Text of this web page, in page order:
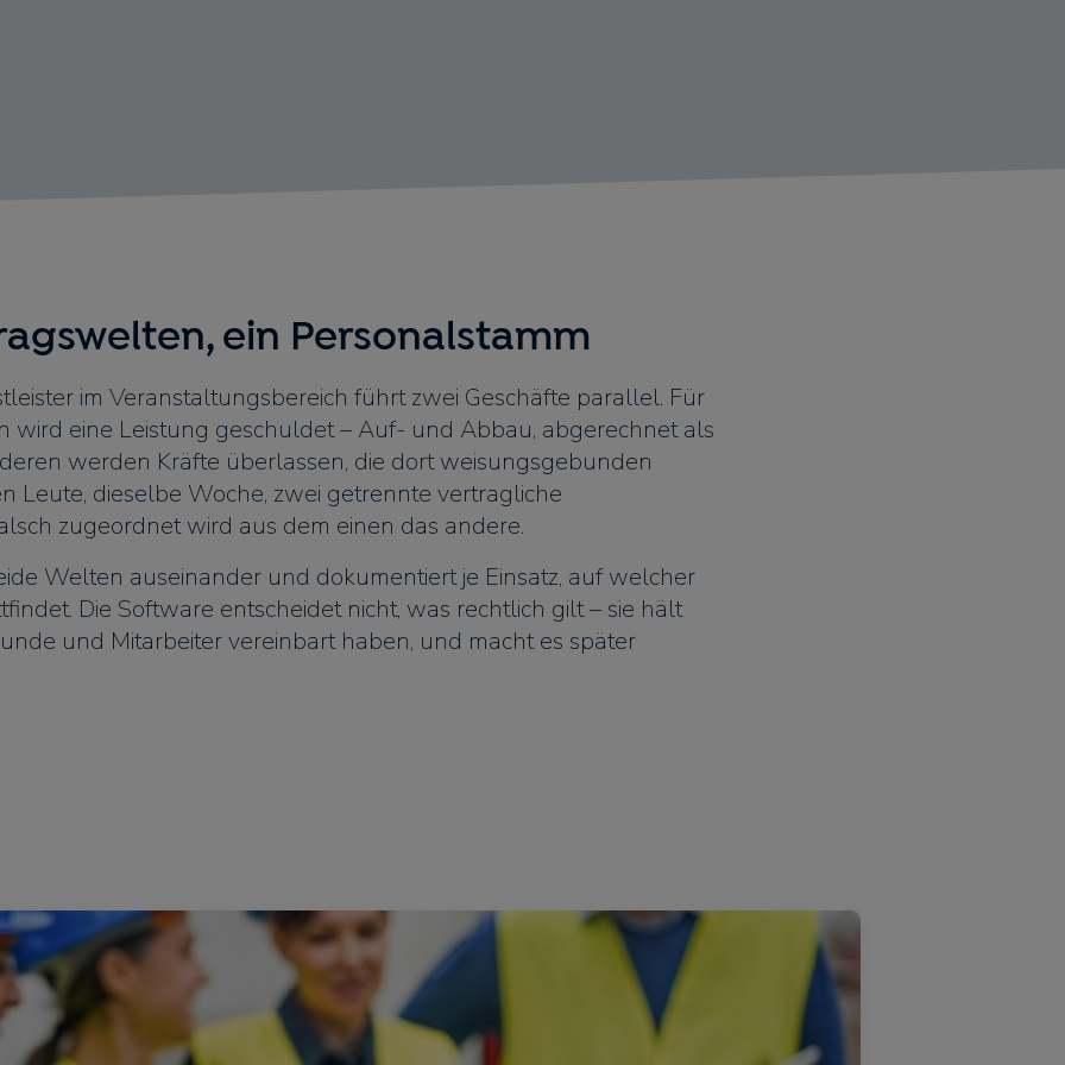
ein Personalstamm
im Veranstaltungsbereich führt zwei Geschäfte parallel. Für
wird eine Leistung geschuldet – Auf- und Abbau, abgerechnet als
werden Kräfte überlassen, die dort weisungsgebunden
Leute, dieselbe Woche, zwei getrennte vertragliche
zugeordnet wird aus dem einen das andere.
Welten auseinander und dokumentiert je Einsatz, auf welcher
Die Software entscheidet nicht, was rechtlich gilt – sie hält
und Mitarbeiter vereinbart haben, und macht es später